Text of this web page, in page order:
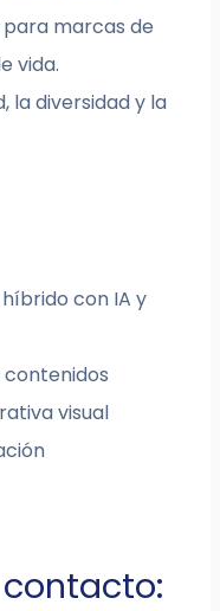
marcas de
vida.
la diversidad y la
con IA y
visual